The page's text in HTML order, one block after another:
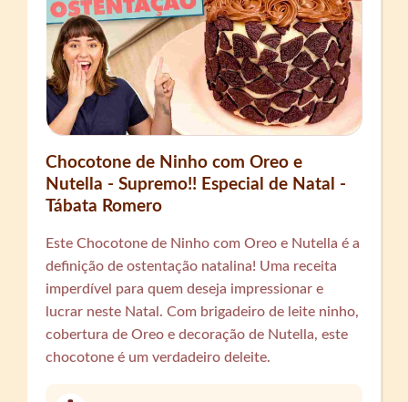
Chocotone de Ninho com Oreo e
Nutella - Supremo!! Especial de Natal -
Tábata Romero
Este Chocotone de Ninho com Oreo e Nutella é a
definição de ostentação natalina! Uma receita
imperdível para quem deseja impressionar e
lucrar neste Natal. Com brigadeiro de leite ninho,
cobertura de Oreo e decoração de Nutella, este
chocotone é um verdadeiro deleite.